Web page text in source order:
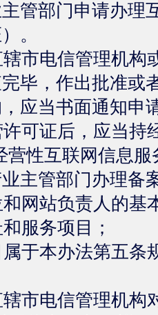
管部门申请办理
。
市电信管理机构
毕，作出批准或
应当书面通知申
可证后，应当持
性互联网信息服
主管部门办理备
网站负责人的基
服务项目；
于本办法第五条
市电信管理机构